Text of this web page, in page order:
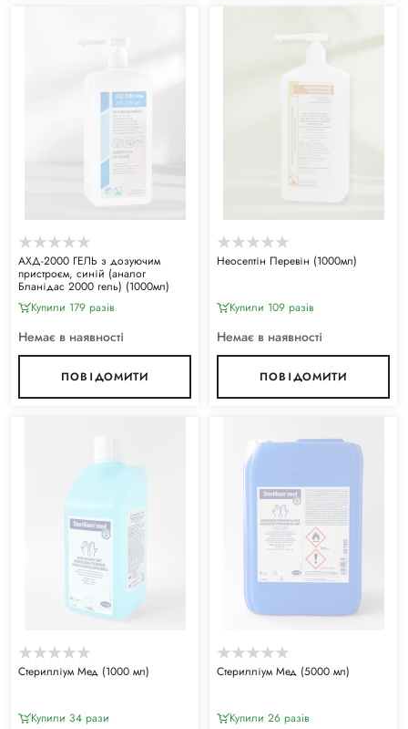
АХД-2000 ГЕЛЬ з дозуючим
пристроєм, синій (аналог
Бланідас 2000 гель) (1000мл)
Купили 179 разiв
Немає в наявності
ПОВІДОМИТИ
Неосептін Перевін (1000мл)
Купили 109 разiв
Немає в наявності
ПОВІДОМИТИ
Стерилліум Мед (1000 мл)
Купили 34 рази
Стерилліум Мед (5000 мл)
Купили 26 разiв